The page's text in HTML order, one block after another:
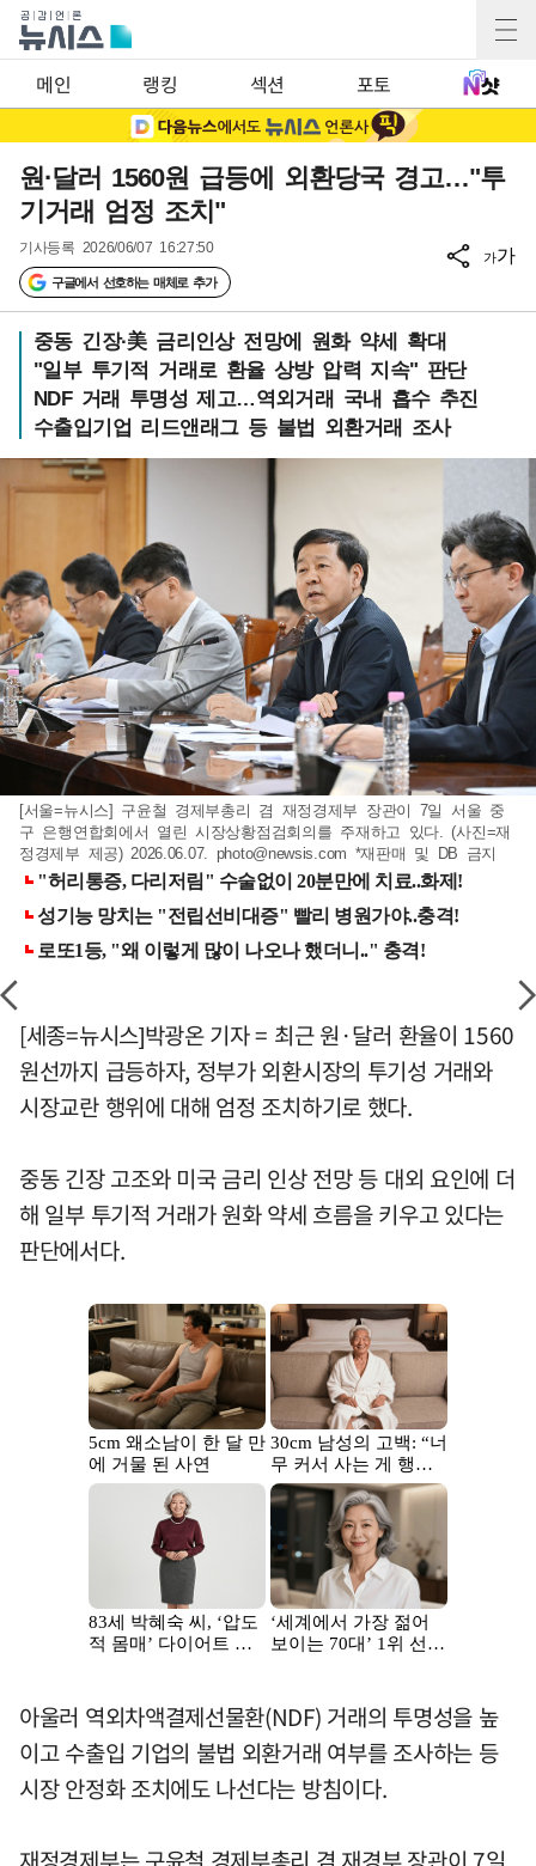
메인 랭킹 섹션 포토
원·달러 1560원 급등에 외환당국 경고…"투
기거래 엄정 조치"
기사등록 2026/06/07 16:27:50
구글에서 선호하는 매체로 추가
가가
중동 긴장·美 금리인상 전망에 원화 약세 확대
"일부 투기적 거래로 환율 상방 압력 지속" 판단
NDF 거래 투명성 제고…역외거래 국내 흡수 추진
수출입기업 리드앤래그 등 불법 외환거래 조사
[서울=뉴시스] 구윤철 경제부총리 겸 재정경제부 장관이 7일 서울 중
구 은행연합회에서 열린 시장상황점검회의를 주재하고 있다. (사진=재
정경제부 제공) 2026.06.07. photo@newsis.com *재판매 및 DB 금지
[세종=뉴시스]박광온 기자 = 최근 원·달러 환율이 1560
원선까지 급등하자, 정부가 외환시장의 투기성 거래와
시장교란 행위에 대해 엄정 조치하기로 했다.
중동 긴장 고조와 미국 금리 인상 전망 등 대외 요인에 더
해 일부 투기적 거래가 원화 약세 흐름을 키우고 있다는
판단에서다.
아울러 역외차액결제선물환(NDF) 거래의 투명성을 높
이고 수출입 기업의 불법 외환거래 여부를 조사하는 등
시장 안정화 조치에도 나선다는 방침이다.